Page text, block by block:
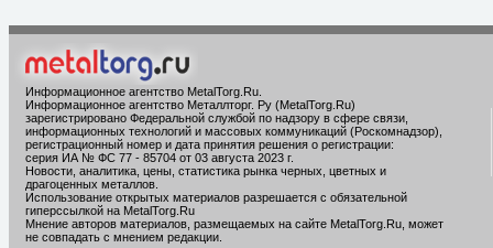
Информационное агентство MetalTorg.Ru
Информационное агентство Металлторг. Ру (MetalTorg.Ru)
зарегистрировано Федеральной службой по надзору в сфере связи,
информационных технологий и массовых коммуникаций (Роскомнадзор),
регистрационный номер и дата принятия решения о регистрации:
серия ИА № ФС 77 - 85704 от 03 августа 2023 г.
Новости, аналитика, цены, статистика рынка черных, цветных и
драгоценных металлов.
Использование открытых материалов разрешается с обязательной
гиперссылкой на MetalTorg.Ru
Мнение авторов материалов, размещаемых на сайте MetalTorg.Ru, может
не совпадать с мнением редакции.